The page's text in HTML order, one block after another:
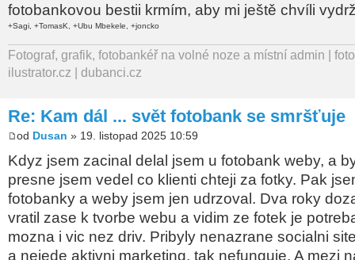
fotobankovou bestii krmím, aby mi ještě chvíli
+Sagi, +TomasK, +Ubu Mbekele, +joncko
Fotograf, grafik, fotobankéř na volné noze a místní admin |
ilustrator.cz | dubanci.cz
Re: Kam dál ... svět fotobank se smršťuje
od Dusan » 19. listopad 2025 10:59
Kdyz jsem zacinal delal jsem u fotobank weby, a
presne jsem vedel co klienti chteji za fotky. Pak
fotobanky a weby jsem jen udrzoval. Dva roky
vratil zase k tvorbe webu a vidim ze fotek je
mozna i vic nez driv. Pribyly nenazrane socialni
a nejede aktivni marketing, tak nefunguje. A mezi